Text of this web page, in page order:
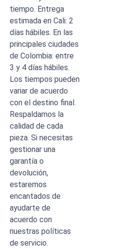
tiempo. Entrega
estimada en Cali: 2
días hábiles. En las
principales ciudades
de Colombia: entre
3 y 4 días hábiles.
Los tiempos pueden
variar de acuerdo
con el destino final.
Respaldamos la
calidad de cada
pieza. Si necesitas
gestionar una
garantía o
devolución,
estaremos
encantados de
ayudarte de
acuerdo con
nuestras políticas
de servicio.